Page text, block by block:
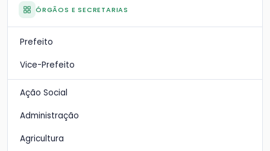
ÓRGÃOS E SECRETARIAS
Prefeito
Vice-Prefeito
Ação Social
Administração
Agricultura